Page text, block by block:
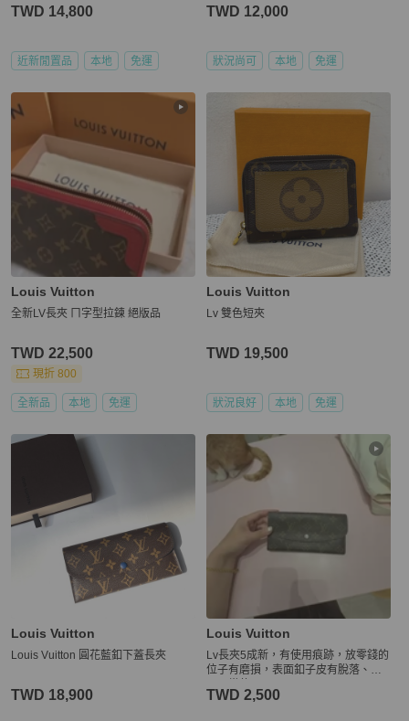
TWD 14,800
近新閒置品 本地 免運
TWD 12,000
狀況尚可 本地 免運
Louis Vuitton
全新LV長夾 ㄇ字型拉鍊 絕版品
TWD 22,500
現折 800
全新品 本地 免運
Louis Vuitton
Lv 雙色短夾
TWD 19,500
狀況良好 本地 免運
Louis Vuitton
Louis Vuitton 圓花藍釦下蓋長夾
TWD 18,900
Louis Vuitton
Lv長夾5成新，有使用痕跡，放零錢的
位子有磨損，表面釦子皮有脫落、但
TWD 2,500